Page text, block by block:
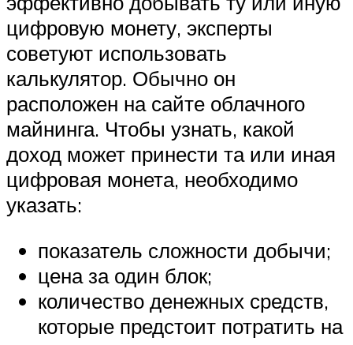
цифровую монету, эксперты
советуют использовать
калькулятор. Обычно он
расположен на сайте облачного
майнинга. Чтобы узнать, какой
доход может принести та или иная
цифровая монета, необходимо
указать:
показатель сложности добычи;
цена за один блок;
количество денежных средств,
которые предстоит потратить на